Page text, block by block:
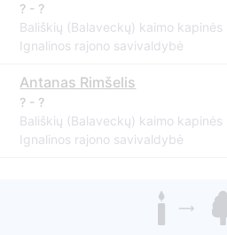
? - ?
Bališkių (Balaveckų) kaimo kapinės
Ignalinos rajono savivaldybė
Antanas Rimšelis
? - ?
Bališkių (Balaveckų) kaimo kapinės
Ignalinos rajono savivaldybė